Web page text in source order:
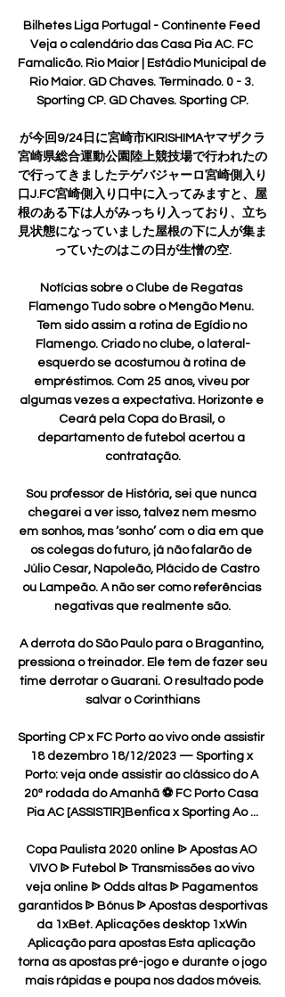
Bilhetes Liga Portugal - Continente Feed
Veja o calendário das Casa Pia AC. FC
Famalicão. Rio Maior | Estádio Municipal de
Rio Maior. GD Chaves. Terminado. 0 - 3.
Sporting CP. GD Chaves. Sporting CP.
が今回9/24日に宮崎市KIRISHIMAヤマザクラ
宮崎県総合運動公園陸上競技場で行われたの
で行ってきましたテゲバジャーロ宮崎側入り
口J.FC宮崎側入り口中に入ってみますと、屋
根のある下は人がみっちり入っており、立ち
見状態になっていました屋根の下に人が集ま
っていたのはこの日が生憎の空.
Notícias sobre o Clube de Regatas
Flamengo Tudo sobre o Mengão Menu.
Tem sido assim a rotina de Egídio no
Flamengo. Criado no clube, o lateral-
esquerdo se acostumou à rotina de
empréstimos. Com 25 anos, viveu por
algumas vezes a expectativa. Horizonte e
Ceará pela Copa do Brasil, o
departamento de futebol acertou a
contratação.
Sou professor de História, sei que nunca
chegarei a ver isso, talvez nem mesmo
em sonhos, mas ‘sonho’ com o dia em que
os colegas do futuro, já não falarão de
Júlio Cesar, Napoleão, Plácido de Castro
ou Lampeão. A não ser como referências
negativas que realmente são.
A derrota do São Paulo para o Bragantino,
pressiona o treinador. Ele tem de fazer seu
time derrotar o Guarani. O resultado pode
salvar o Corinthians
Sporting CP x FC Porto ao vivo onde assistir
18 dezembro 18/12/2023 — Sporting x
Porto: veja onde assistir ao clássico do A
20ª rodada do Amanhã ⚽ FC Porto Casa
Pia AC [ASSISTIR]Benfica x Sporting Ao ...
Copa Paulista 2020 online ᐉ Apostas AO
VIVO ᐉ Futebol ᐉ Transmissões ao vivo
veja online ᐉ Odds altas ᐉ Pagamentos
garantidos ᐉ Bónus ᐉ Apostas desportivas
da 1xBet. Aplicações desktop 1xWin
Aplicação para apostas Esta aplicação
torna as apostas pré-jogo e durante o jogo
mais rápidas e poupa nos dados móveis.